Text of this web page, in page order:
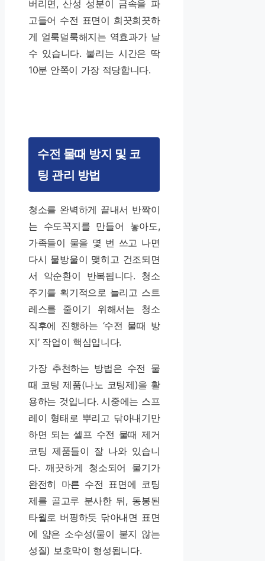
버리면, 산성 성분이 금속을 파
고들어 수전 표면이 희끗희끗하
게 얼룩덜룩해지는 역효과가 날
수 있습니다. 불리는 시간은 딱
10분 안쪽이 가장 적당합니다.
수전 물때 방지 및 코
팅 관리 방법
청소를 완벽하게 끝내서 반짝이
는 수도꼭지를 만들어 놓아도,
가족들이 물을 몇 번 쓰고 나면
다시 물방울이 맺히고 건조되면
서 악순환이 반복됩니다. 청소
주기를 획기적으로 늘리고 스트
레스를 줄이기 위해서는 청소
직후에 진행하는 ‘수전 물때 방
지’ 작업이 핵심입니다.
가장 추천하는 방법은 수전 물
때 코팅 제품(나노 코팅제)을 활
용하는 것입니다. 시중에는 스프
레이 형태로 뿌리고 닦아내기만
하면 되는 셀프 수전 물때 제거
코팅 제품들이 잘 나와 있습니
다. 깨끗하게 청소되어 물기가
완전히 마른 수전 표면에 코팅
제를 골고루 분사한 뒤, 동봉된
타월로 버핑하듯 닦아내면 표면
에 얇은 소수성(물이 붙지 않는
성질) 보호막이 형성됩니다.